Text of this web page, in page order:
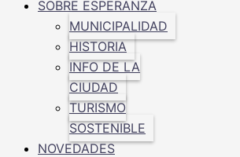
SOBRE ESPERANZA
MUNICIPALIDAD
HISTORIA
INFO DE LA
CIUDAD
TURISMO
SOSTENIBLE
NOVEDADES